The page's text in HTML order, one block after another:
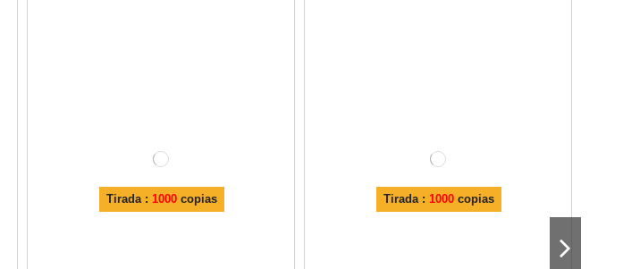
Tirada : 1000 copias Tirada : 1000 copias